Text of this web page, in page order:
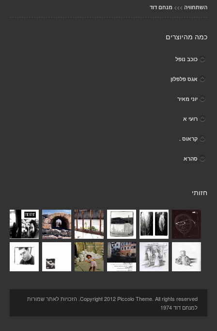
השתחוויה >>> מנחם דוד
כמה מהיוצרים
כוכב נופל
אגס פלפלון
יוני מאיר
רועי א
קראוס .
סהרא
חזותי
Copyright 2012 Piccolo Theme. All rights reserved. הזכויות לאתר שמורות
למנחם דוד 1974